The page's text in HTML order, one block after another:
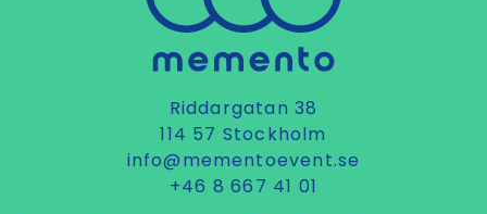
Riddargatan 38
114 57 Stockholm
info@mementoevent.se
+46 8 667 41 01